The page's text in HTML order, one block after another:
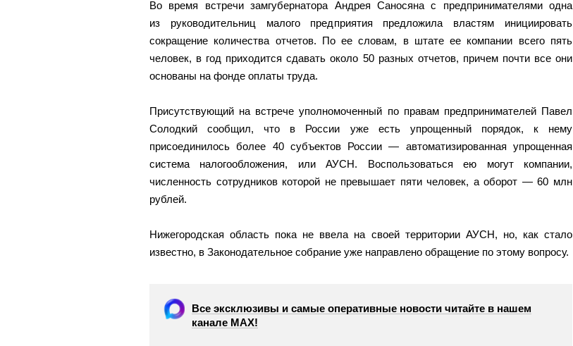
Во время встречи замгубернатора Андрея Саносяна с предпринимателями одна
из руководительниц малого предприятия предложила властям инициировать
сокращение количества отчетов. По ее словам, в штате ее компании всего пять
человек, в год приходится сдавать около 50 разных отчетов, причем почти все они
основаны на фонде оплаты труда.
Присутствующий на встрече уполномоченный по правам предпринимателей Павел
Солодкий сообщил, что в России уже есть упрощенный порядок, к нему
присоединилось более 40 субъектов России — автоматизированная упрощенная
система налогообложения, или АУСН. Воспользоваться ею могут компании,
численность сотрудников которой не превышает пяти человек, а оборот — 60 млн
рублей.
Нижегородская область пока не ввела на своей территории АУСН, но, как стало
известно, в Законодательное собрание уже направлено обращение по этому вопросу.
Все эксклюзивы и самые оперативные новости читайте в нашем
канале МАХ!